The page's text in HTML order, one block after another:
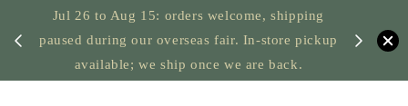
Jul 26 to Aug 15: orders welcome, shipping
paused during our overseas fair. In-store pickup
available; we ship once we are back.
US